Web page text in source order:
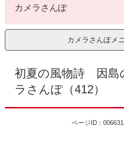
へ
カメラさんぽ
カメラさんぽメ
初夏の風物詩 因島
ラさんぽ（412）
ページID：